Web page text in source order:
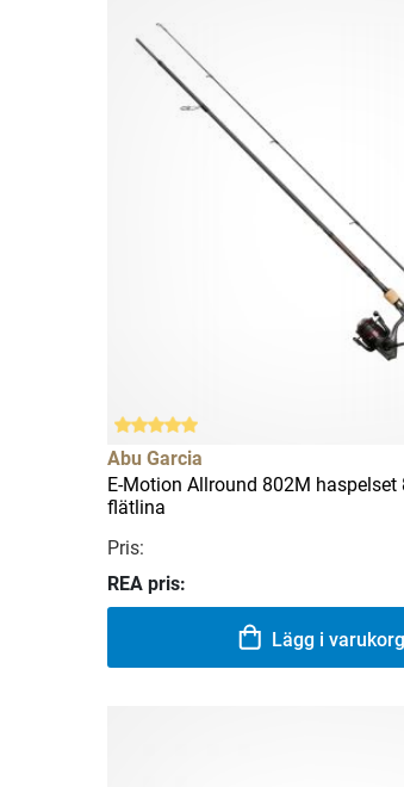
Abu Garcia
E-Motion Allround 802M haspelset
flätlina
Pris:
REA pris:
Lägg i